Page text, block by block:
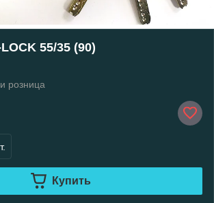
55/35 (90)
розница
Купить